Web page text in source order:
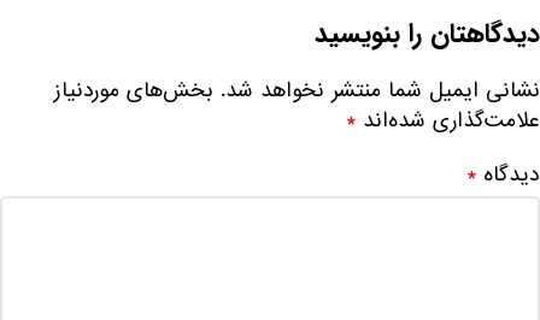
دیدگاهتان را بنویسید
نشانی ایمیل شما منتشر نخواهد شد. بخش‌های موردنیاز
علامت‌گذاری شده‌اند *
دیدگاه *